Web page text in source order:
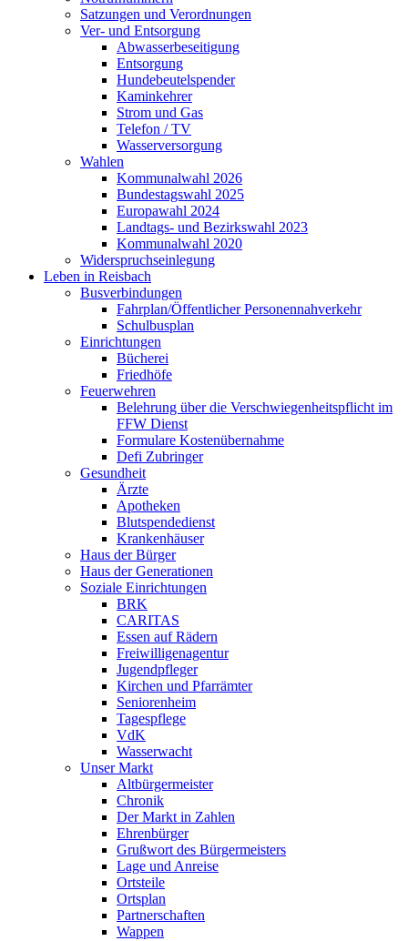
Satzungen und Verordnungen
Ver- und Entsorgung
Abwasserbeseitigung
Entsorgung
Hundebeutelspender
Kaminkehrer
Strom und Gas
Telefon / TV
Wasserversorgung
Wahlen
Kommunalwahl 2026
Bundestagswahl 2025
Europawahl 2024
Landtags- und Bezirkswahl 2023
Kommunalwahl 2020
Widerspruchseinlegung
Leben in Reisbach
Busverbindungen
Fahrplan/Öffentlicher Personennahverkehr
Schulbusplan
Einrichtungen
Bücherei
Friedhöfe
Feuerwehren
Belehrung über die Verschwiegenheitspflicht im
FFW Dienst
Formulare Kostenübernahme
Defi Zubringer
Gesundheit
Ärzte
Apotheken
Blutspendedienst
Krankenhäuser
Haus der Bürger
Haus der Generationen
Soziale Einrichtungen
BRK
CARITAS
Essen auf Rädern
Freiwilligenagentur
Jugendpfleger
Kirchen und Pfarrämter
Seniorenheim
Tagespflege
VdK
Wasserwacht
Unser Markt
Altbürgermeister
Chronik
Der Markt in Zahlen
Ehrenbürger
Grußwort des Bürgermeisters
Lage und Anreise
Ortsteile
Ortsplan
Partnerschaften
Wappen